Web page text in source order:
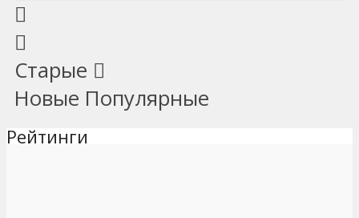
Старые
Новые Популярные
Рейтинги